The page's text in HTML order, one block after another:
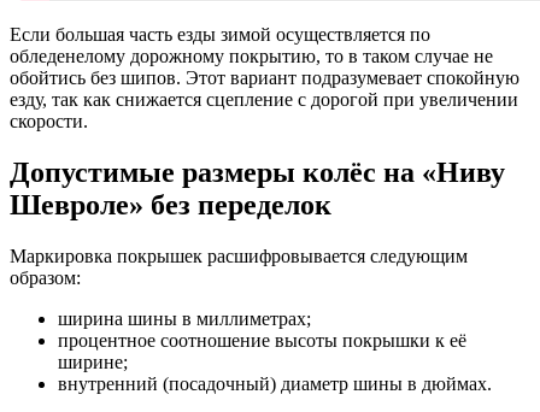
Если большая часть езды зимой осуществляется по
обледенелому дорожному покрытию, то в таком случае не
обойтись без шипов. Этот вариант подразумевает спокойную
езду, так как снижается сцепление с дорогой при увеличении
скорости.
Допустимые размеры колёс на «Ниву
Шевроле» без переделок
Маркировка покрышек расшифровывается следующим
образом:
ширина шины в миллиметрах;
процентное соотношение высоты покрышки к её
ширине;
внутренний (посадочный) диаметр шины в дюймах.